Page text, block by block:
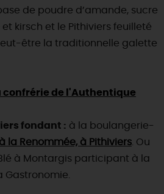
de poudre d’amande, sucre
kirsch et le Pithiviers feuilleté
être la traditionnelle galette
confrérie de l'Authentique
fondant : à la boulangerie-
à la Renommée, à Pithiviers . Ou
à Montargis participant à la
Gastronomie.